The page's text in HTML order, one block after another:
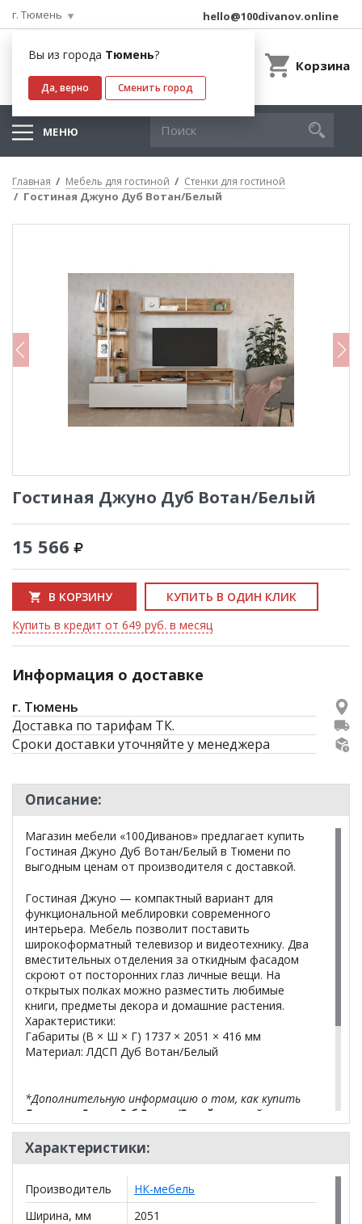
г. Тюмень
Вы из города Тюмень?
Да, верно Сменить город
hello@100divanov.online
Корзина
МЕНЮ
Главная Мебель для гостиной Стенки для гостиной
Гостиная Джуно Дуб Вотан/Белый
Гостиная Джуно Дуб Вотан/Белый
15 566
В КОРЗИНУ
КУПИТЬ В ОДИН КЛИК
Купить в кредит от 649 руб. в месяц
Информация о доставке
г. Тюмень
Доставка по тарифам ТК.
Сроки доставки уточняйте у менеджера
Описание:
Магазин мебели «100Диванов» предлагает купить
Гостиная Джуно Дуб Вотан/Белый в Тюмени по
выгодным ценам от производителя с доставкой.
Гостиная Джуно — компактный вариант для
функциональной меблировки современного
интерьера. Мебель позволит поставить
широкоформатный телевизор и видеотехнику. Два
вместительных отделения за откидным фасадом
скроют от посторонних глаз личные вещи. На
открытых полках можно разместить любимые
книги, предметы декора и домашние растения.
Характеристики:
Габариты (В × Ш × Г) 1737 × 2051 × 416 мм
Материал: ЛДСП Дуб Вотан/Белый
*Дополнительную информацию о том, как купить
Гостиная Джуно Дуб Вотан/Белыйуточняйте у
нашего менеджера по телефону+79292022735.
**Цены на официальном сайте100диванов.com
действительны только для интернет-магазина
могут отличаться от цен в розничных магазинах-
салонах сети!
Характеристики:
Производитель
НК-мебель
Ширина, мм
2051